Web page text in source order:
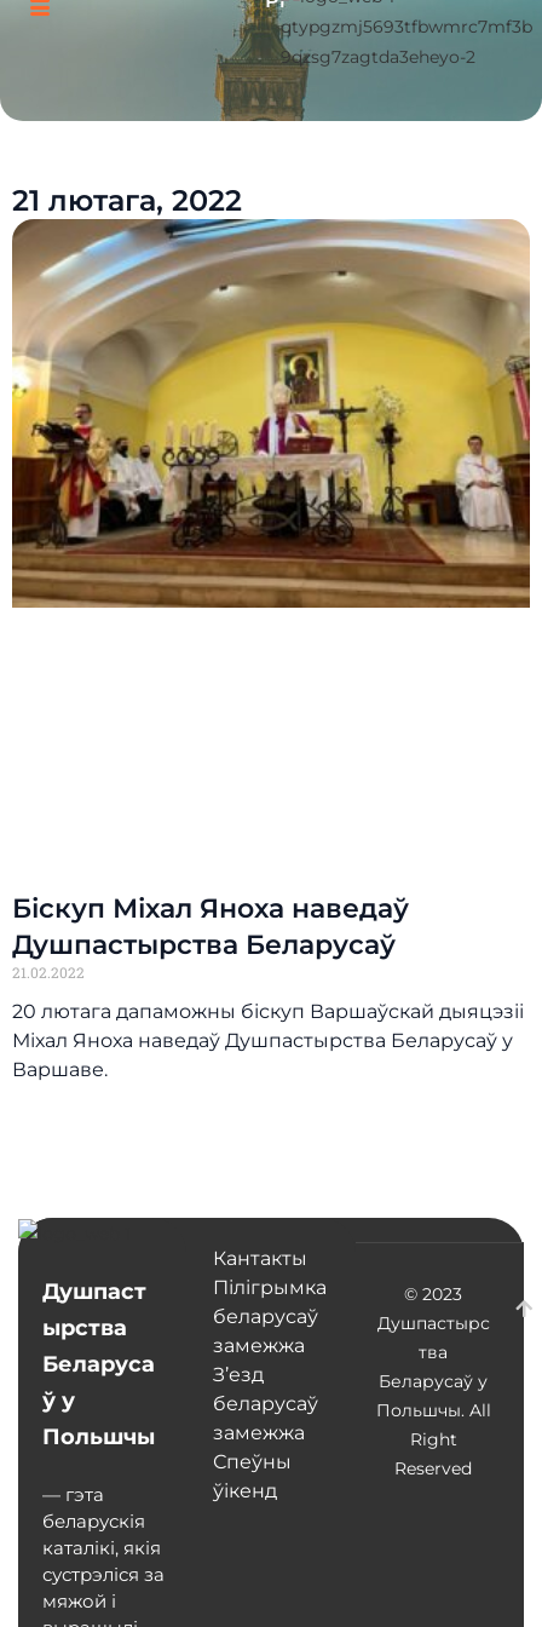
21 лютага, 2022
Біскуп Міхал Яноха наведаў
Душпастырства Беларусаў
21.02.2022
20 лютага дапаможны біскуп Варшаўскай дыяцэзіі
Міхал Яноха наведаў Душпастырства Беларусаў у
Варшаве.
Душпаст
ырства
Беларуса
ў у
Польшчы
— гэта
беларускія
каталікі, якія
сустрэліся за
мяжой і
Кантакты
Пілігрымка
беларусаў
замежжа
З’езд
беларусаў
замежжа
Спеўны
ўікенд
© 2023
Душпастырс
тва
Беларусаў у
Польшчы. All
Right
Reserved